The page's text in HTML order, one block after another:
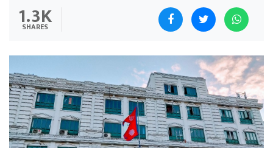
1.3K
SHARES